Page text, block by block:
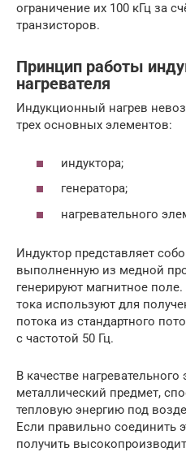
ограничение их 100 кГц за
транзисторов.
Принцип работы
нагревателя
Индукционный нагрев
трех основных элементов:
индуктора;
генератора;
нагревательного
Индуктор представляет
выполненную из медной
генерируют магнитное
тока используют для
потока из стандартного
с частотой 50 Гц.
В качестве
металлический предмет,
тепловую энергию под
Если правильно соединить
получить